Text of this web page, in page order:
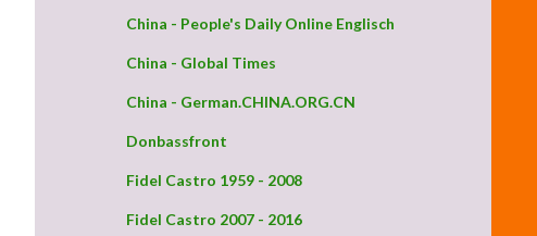
China - People's Daily Online Englisch
China - Global Times
China - German.CHINA.ORG.CN
Donbassfront
Fidel Castro 1959 - 2008
Fidel Castro 2007 - 2016